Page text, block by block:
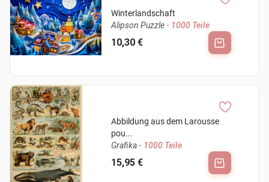
Winterlandschaft
Alipson Puzzle- 1000 Teile
10,30 €
Abbildung aus dem Larousse
pou...
Grafika- 1000 Teile
15,95 €